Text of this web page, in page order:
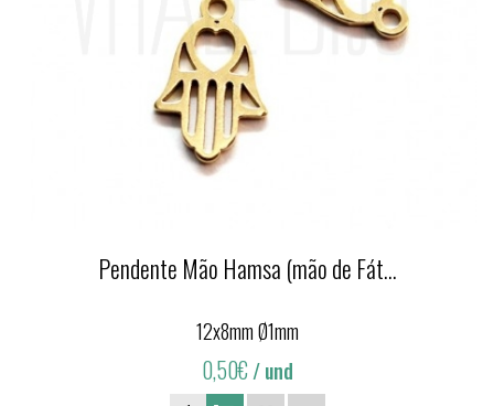
Pendente Mão Hamsa (mão de Fát...
12x8mm Ø1mm
0,50€/ und